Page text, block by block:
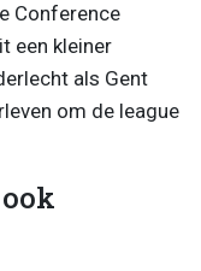
Conference
een kleiner
als Gent
om de league